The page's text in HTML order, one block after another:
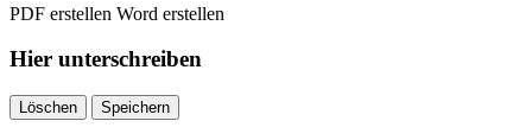
PDF erstellen Word erstellen
Hier unterschreiben
Löschen Speichern